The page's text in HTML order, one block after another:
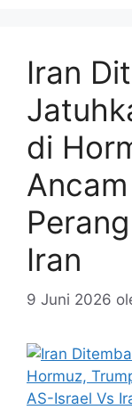
Iran
di
Iran
9 Juni 2026